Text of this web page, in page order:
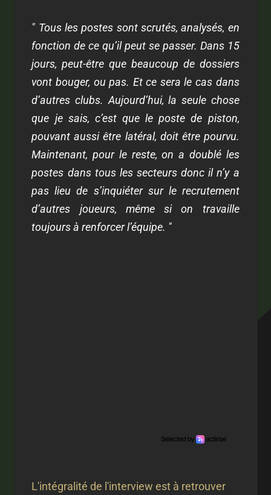
" Tous les postes sont scrutés, analysés, en
fonction de ce qu’il peut se passer. Dans 15
jours, peut-être que beaucoup de dossiers
vont bouger, ou pas. Et ce sera le cas dans
d’autres clubs. Aujourd’hui, la seule chose
que je sais, c’est que le poste de piston,
pouvant aussi être latéral, doit être pourvu.
Maintenant, pour le reste, on a doublé les
postes dans tous les secteurs donc il n’y a
pas lieu de s’inquiéter sur le recrutement
d’autres joueurs, même si on travaille
toujours à renforcer l’équipe. "
L'intégralité de l'interview est à retrouver